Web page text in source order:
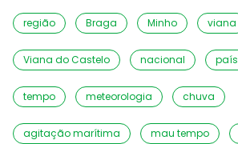
região Braga Minho viana
Viana do Castelo nacional país
tempo meteorologia chuva
agitação marítima mau tempo